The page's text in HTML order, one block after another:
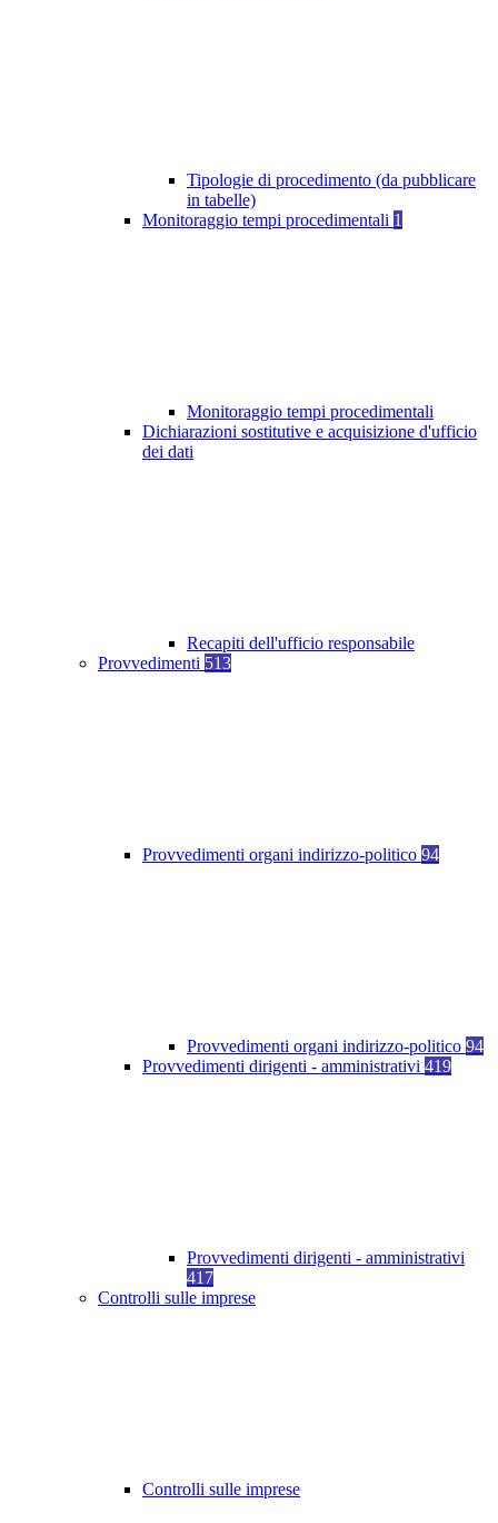
Tipologie di procedimento (da pubblicare
in tabelle)
Monitoraggio tempi procedimentali 1
Monitoraggio tempi procedimentali
Dichiarazioni sostitutive e acquisizione d'ufficio
dei dati
Recapiti dell'ufficio responsabile
Provvedimenti 513
Provvedimenti organi indirizzo-politico 94
Provvedimenti organi indirizzo-politico 94
Provvedimenti dirigenti - amministrativi 419
Provvedimenti dirigenti - amministrativi
417
Controlli sulle imprese
Controlli sulle imprese